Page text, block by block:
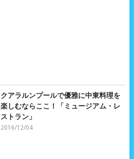
クアラルンプールで優雅に中東料理を
楽しむならここ！「ミュージアム・レ
ストラン」
2016/12/04